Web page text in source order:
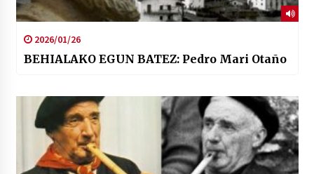
2026/01/26
BEHIALAKO EGUN BATEZ: Pedro Mari Otaño